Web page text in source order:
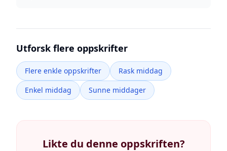
Utforsk flere oppskrifter
Flere enkle oppskrifter
Rask middag
Enkel middag
Sunne middager
Likte du denne oppskriften?